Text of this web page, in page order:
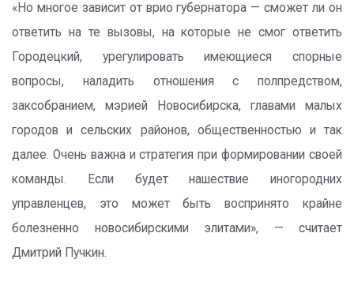
«Но многое зависит от врио губернатора — сможет ли он
ответить на те вызовы, на которые не смог ответить
Городецкий, урегулировать имеющиеся спорные
вопросы, наладить отношения с полпредством,
заксобранием, мэрией Новосибирска, главами малых
городов и сельских районов, общественностью и так
далее. Очень важна и стратегия при формировании своей
команды. Если будет нашествие иногородних
управленцев, это может быть воспринято крайне
болезненно новосибирскими элитами», — считает
Дмитрий Пучкин.